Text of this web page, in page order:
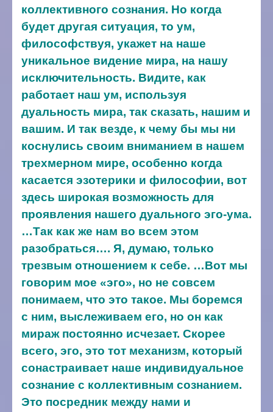
коллективного сознания. Но когда
будет другая ситуация, то ум,
философствуя, укажет на наше
уникальное видение мира, на нашу
исключительность. Видите, как
работает наш ум, используя
дуальность мира, так сказать, нашим и
вашим. И так везде, к чему бы мы ни
коснулись своим вниманием в нашем
трехмерном мире, особенно когда
касается эзотерики и философии, вот
здесь широкая возможность для
проявления нашего дуального эго-ума.
…Так как же нам во всем этом
разобраться…. Я, думаю, только
трезвым отношением к себе. …Вот мы
говорим мое «эго», но не совсем
понимаем, что это такое. Мы боремся
с ним, выслеживаем его, но он как
мираж постоянно исчезает. Скорее
всего, эго, это тот механизм, который
сонастраивает наше индивидуальное
сознание с коллективным сознанием.
Это посредник между нами и